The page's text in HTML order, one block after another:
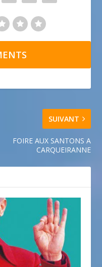
SUIVANT
FOIRE AUX SANTONS A
CARQUEIRANNE